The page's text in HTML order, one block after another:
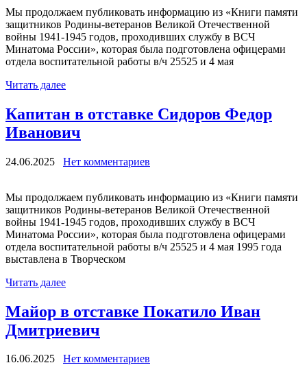
Мы продолжаем публиковать информацию из «Книги памяти
защитников Родины-ветеранов Великой Отечественной
войны 1941-1945 годов, проходивших службу в ВСЧ
Минатома России», которая была подготовлена офицерами
отдела воспитательной работы в/ч 25525 и 4 мая
Читать далее
Капитан в отставке Сидоров Федор
Иванович
24.06.2025 Нет комментариев
Мы продолжаем публиковать информацию из «Книги памяти
защитников Родины-ветеранов Великой Отечественной
войны 1941-1945 годов, проходивших службу в ВСЧ
Минатома России», которая была подготовлена офицерами
отдела воспитательной работы в/ч 25525 и 4 мая 1995 года
выставлена в Творческом
Читать далее
Майор в отставке Покатило Иван
Дмитриевич
16.06.2025 Нет комментариев